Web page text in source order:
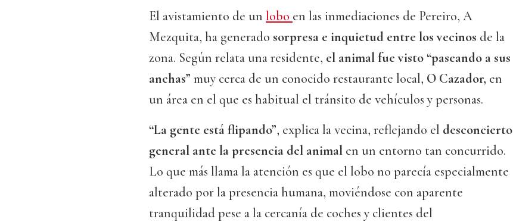
El avistamiento de un lobo en las inmediaciones de Pereiro, A
Mezquita, ha generado sorpresa e inquietud entre los vecinos de la
zona. Según relata una residente, el animal fue visto “paseando a sus
anchas” muy cerca de un conocido restaurante local, O Cazador, en
un área en el que es habitual el tránsito de vehículos y personas.
“La gente está flipando”, explica la vecina, reflejando el desconcierto
general ante la presencia del animal en un entorno tan concurrido.
Lo que más llama la atención es que el lobo no parecía especialmente
alterado por la presencia humana, moviéndose con aparente
tranquilidad pese a la cercanía de coches y clientes del